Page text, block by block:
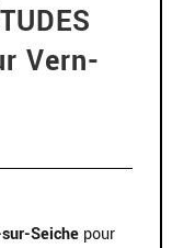
Vern-
Seiche pour